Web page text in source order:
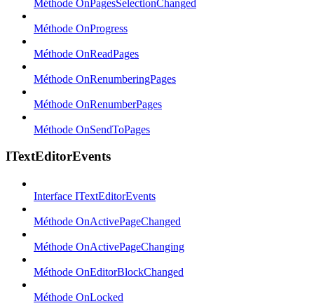
Méthode OnPagesSelectionChanged
Méthode OnProgress
Méthode OnReadPages
Méthode OnRenumberingPages
Méthode OnRenumberPages
Méthode OnSendToPages
ITextEditorEvents
Interface ITextEditorEvents
Méthode OnActivePageChanged
Méthode OnActivePageChanging
Méthode OnEditorBlockChanged
Méthode OnLocked